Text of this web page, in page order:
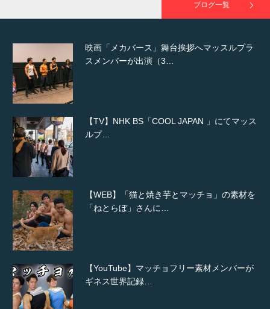
ブログ一覧
映画「メカバース」舞台挨拶へマッスルプラ
スメンバーが出演（3…
【TV】NHK BS「COOL JAPAN 」にてマッス
ルプ…
【WEB】「猫と焼き芋とマッチョ」の素材を
「ねとらぼ」さんに…
【YouTube】マッチョフリー素材メンバーが
ギネス世界記録…